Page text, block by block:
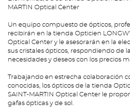
MARTIN Optical Center
Un equipo compuesto de ópticos,
recibirán en la tienda Opticien
Optical Center y le asesorarán en la
sus cristales ópticos, respondiendo de
necesidades y deseos con los precios
Trabajando en estrecha colaboración
conocidas, los ópticos de la tienda
SAINT-MARTIN Optical Center le
gafas ópticas y de sol.